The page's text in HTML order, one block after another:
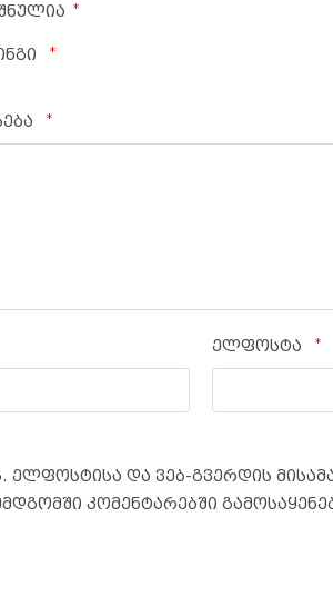
*
*
*
ელფოსტა *
ელფოსტისა და ვებ-გვერდის
კომენტარებში